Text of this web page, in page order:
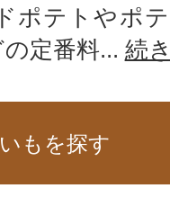
ポテトやポ
定番料... 続
いもを探す